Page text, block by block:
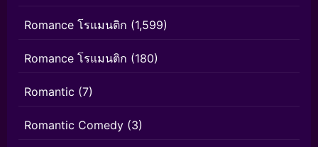
Romance โรแมนติก (1,599)
Romance โรแมนติก (180)
Romantic (7)
Romantic Comedy (3)